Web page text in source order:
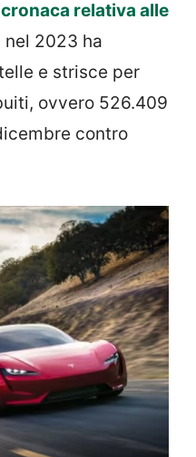
relativa alle
nel 2023 ha
e strisce per
ovvero 526.409
contro